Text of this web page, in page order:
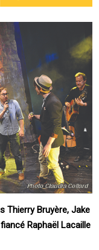
Thierry Bruyère, Jake
Raphaël Lacaille